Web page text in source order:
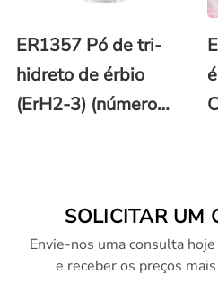
ER1357 Pó de tri-
hidreto de érbio
(ErH2-3) (número
SOLICITAR UM
Envie-nos uma consulta
e receber os preços